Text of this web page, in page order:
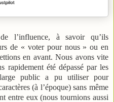
l’influence, à savoir qu’ils
de « voter pour nous » ou en
en avant. Nous avons vite
rapidement été dépassé par les
large public a pu utiliser pour
(à l’époque) sans même
entre eux (nous tournions aussi